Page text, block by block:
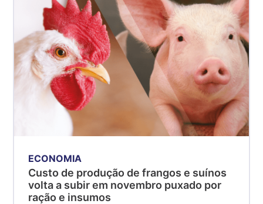
ECONOMIA
Custo de produção de frangos e suínos
volta a subir em novembro puxado por
ração e insumos